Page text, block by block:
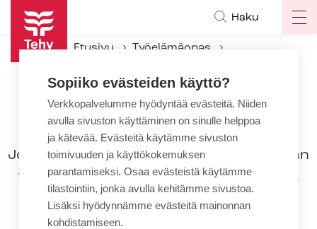
Hyppää
pääsisältöön
Haku
Etusivu
Työelämäopas
Eläkkeelle jääminen
Eläkkeelle jääminen
Jos työntekijä jää eläkkeelle ennen kuin hän
täyttää henkilökohtaisen eroamisikänsä,
hänen täytyy irtisanoutua ja noudattaa
irtisanomisaikaa saadakseen eläkettä.
Sopiiko evästeiden käyttö?
Verkkopalvelumme hyödyntää evästeitä. Niiden
avulla sivuston käyttäminen on sinulle helppoa
ja kätevää. Evästeitä käytämme sivuston
toimivuuden ja käyttökokemuksen
parantamiseksi. Osaa evästeistä käytämme
tilastointiin, jonka avulla kehitämme sivustoa.
Lisäksi hyödynnämme evästeitä mainonnan
kohdistamiseen.